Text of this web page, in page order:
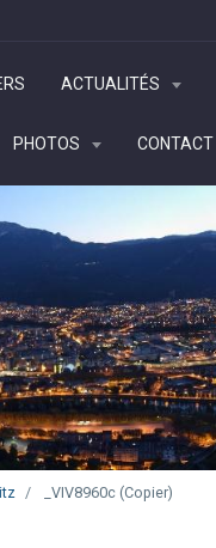
ACTUALITÉS
PHOTOS CONTACT
_VIV8960c (Copier)